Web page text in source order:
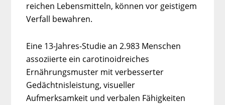
reichen Lebensmitteln, können vor geistigem
Verfall bewahren.
Eine 13-Jahres-Studie an 2.983 Menschen
assoziierte ein carotinoidreiches
Ernährungsmuster mit verbesserter
Gedächtnisleistung, visueller
Aufmerksamkeit und verbalen Fähigkeiten